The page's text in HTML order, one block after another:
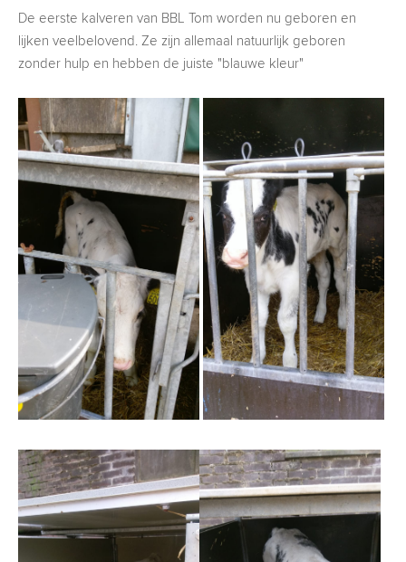
De eerste kalveren van BBL Tom worden nu geboren en
lijken veelbelovend. Ze zijn allemaal natuurlijk geboren
zonder hulp en hebben de juiste "blauwe kleur"